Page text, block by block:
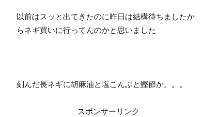
以前はスッと出てきたのに昨日は結構待ちましたか
らネギ買いに行ってんのかと思いました
刻んだ長ネギに胡麻油と塩こんぶと鰹節か。。。
スポンサーリンク